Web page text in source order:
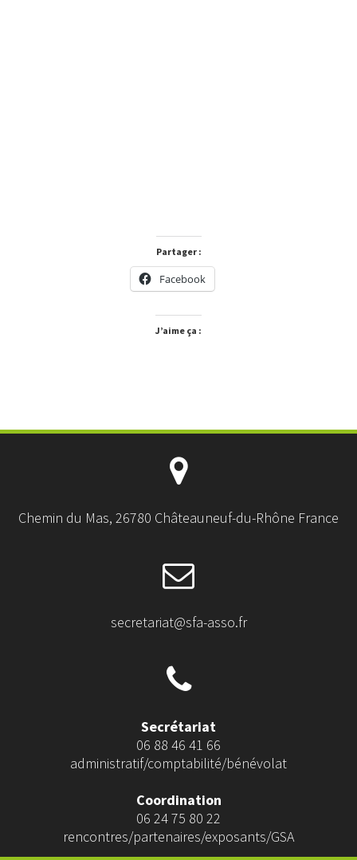
Partager :
Facebook
J’aime ça :
Chemin du Mas, 26780 Châteauneuf-du-Rhône France
secretariat@sfa-asso.fr
Secrétariat
06 88 46 41 66
administratif/comptabilité/bénévolat
Coordination
06 24 75 80 22
rencontres/partenaires/exposants/GSA